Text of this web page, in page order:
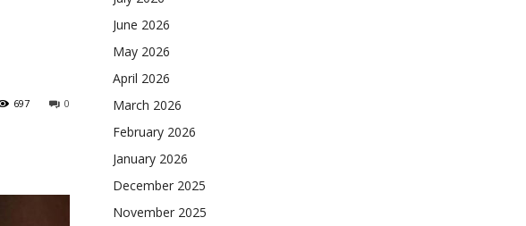
0
697
June 2026
May 2026
April 2026
March 2026
February 2026
January 2026
December 2025
November 2025